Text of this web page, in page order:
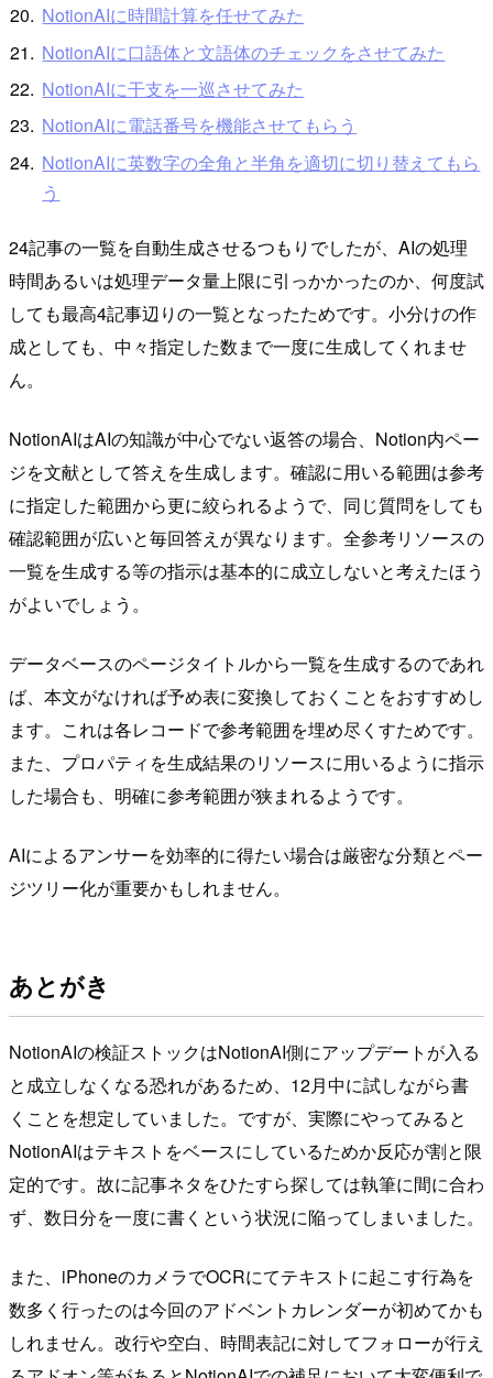
NotionAIに時間計算を任せてみた
NotionAIに口語体と文語体のチェックをさせてみた
NotionAIに干支を一巡させてみた
NotionAIに電話番号を機能させてもらう
NotionAIに英数字の全角と半角を適切に切り替えてもら
う
24記事の一覧を自動生成させるつもりでしたが、AIの処理
時間あるいは処理データ量上限に引っかかったのか、何度試
しても最高4記事辺りの一覧となったためです。小分けの作
成としても、中々指定した数まで一度に生成してくれませ
ん。
NotionAIはAIの知識が中心でない返答の場合、Notion内ペー
ジを文献として答えを生成します。確認に用いる範囲は参考
に指定した範囲から更に絞られるようで、同じ質問をしても
確認範囲が広いと毎回答えが異なります。全参考リソースの
一覧を生成する等の指示は基本的に成立しないと考えたほう
がよいでしょう。
データベースのページタイトルから一覧を生成するのであれ
ば、本文がなければ予め表に変換しておくことをおすすめし
ます。これは各レコードで参考範囲を埋め尽くすためです。
また、プロパティを生成結果のリソースに用いるように指示
した場合も、明確に参考範囲が狭まれるようです。
AIによるアンサーを効率的に得たい場合は厳密な分類とペー
ジツリー化が重要かもしれません。
あとがき
NotionAIの検証ストックはNotionAI側にアップデートが入る
と成立しなくなる恐れがあるため、12月中に試しながら書
くことを想定していました。ですが、実際にやってみると
NotionAIはテキストをベースにしているためか反応が割と限
定的です。故に記事ネタをひたすら探しては執筆に間に合わ
ず、数日分を一度に書くという状況に陥ってしまいました。
また、iPhoneのカメラでOCRにてテキストに起こす行為を
数多く行ったのは今回のアドベントカレンダーが初めてかも
しれません。改行や空白、時間表記に対してフォローが行え